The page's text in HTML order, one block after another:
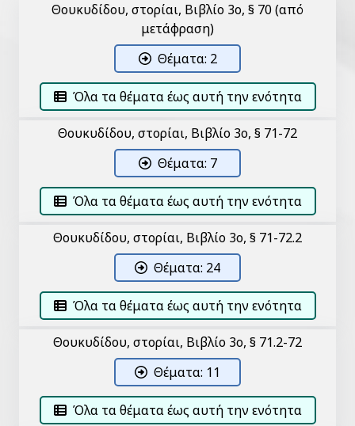
Θουκυδίδου, Ἱστορίαι, Βιβλίο 3ο, § 70 (από
μετάφραση)
Θέματα: 2
Όλα τα θέματα έως αυτή την ενότητα
Θουκυδίδου, Ἱστορίαι, Βιβλίο 3ο, § 71-72
Θέματα: 7
Όλα τα θέματα έως αυτή την ενότητα
Θουκυδίδου, Ἱστορίαι, Βιβλίο 3ο, § 71-72.2
Θέματα: 24
Όλα τα θέματα έως αυτή την ενότητα
Θουκυδίδου, Ἱστορίαι, Βιβλίο 3ο, § 71.2-72
Θέματα: 11
Όλα τα θέματα έως αυτή την ενότητα